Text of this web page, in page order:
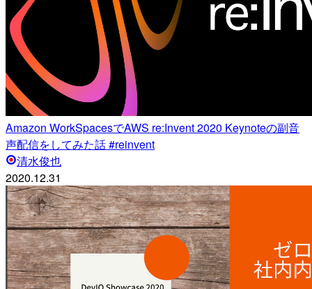
Amazon WorkSpacesでAWS re:Invent 2020 Keynoteの副音
声配信をしてみた話 #reinvent
清水俊也
2020.12.31